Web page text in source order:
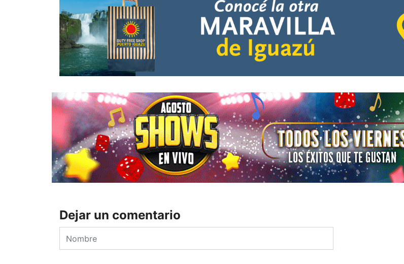
Dejar un comentario